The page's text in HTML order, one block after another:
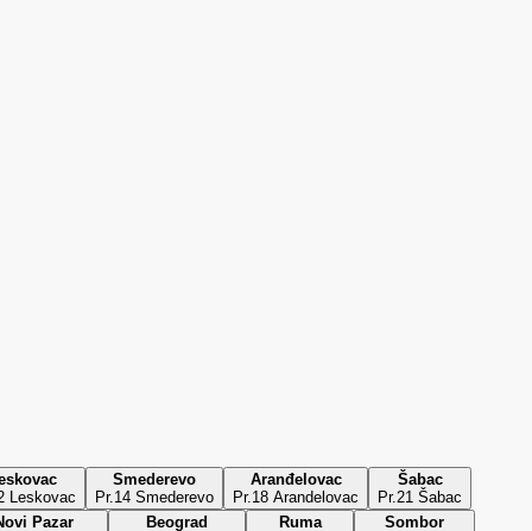
Leskovac
Smederevo
Pr.14 Smederevo
Aranđelovac
Pr.18 Arandelovac
Šabac
Pr.21 Šabac
Pazar
Beograd
Ruma
Sombor